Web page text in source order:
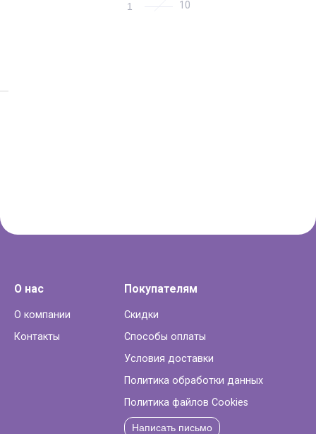
1
О нас
О компании
Контакты
Покупателям
Скидки
Способы оплаты
Условия доставки
Политика обработки данных
Политика файлов Cookies
Написать письмо